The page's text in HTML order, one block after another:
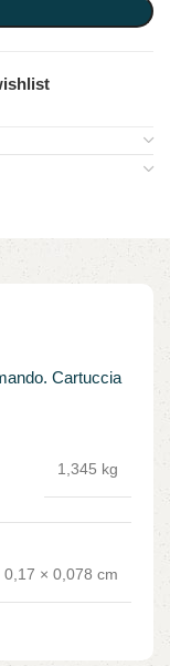
Cartuccia
1,345 kg
0,17 × 0,078 cm